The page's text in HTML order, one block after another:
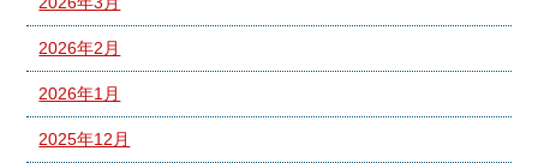
2026年2月
2026年1月
2025年12月